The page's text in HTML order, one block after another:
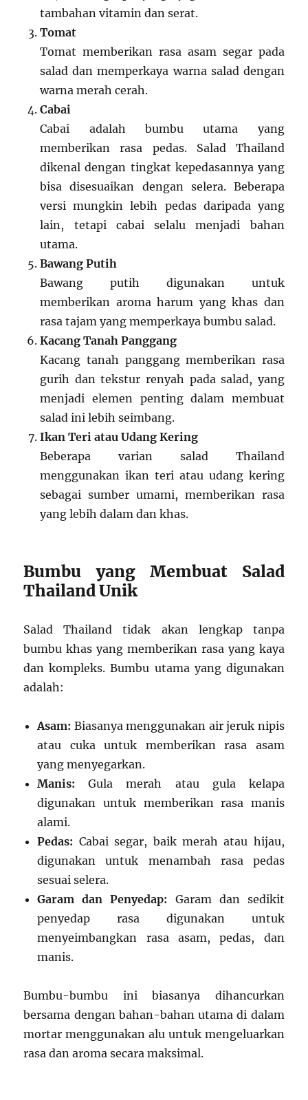
tambahan vitamin dan serat.
Tomat
Tomat memberikan rasa asam segar pada
salad dan memperkaya warna salad dengan
warna merah cerah.
Cabai
Cabai adalah bumbu utama yang
memberikan rasa pedas. Salad Thailand
dikenal dengan tingkat kepedasannya yang
bisa disesuaikan dengan selera. Beberapa
versi mungkin lebih pedas daripada yang
lain, tetapi cabai selalu menjadi bahan
utama.
Bawang Putih
Bawang putih digunakan untuk
memberikan aroma harum yang khas dan
rasa tajam yang memperkaya bumbu salad.
Kacang Tanah Panggang
Kacang tanah panggang memberikan rasa
gurih dan tekstur renyah pada salad, yang
menjadi elemen penting dalam membuat
salad ini lebih seimbang.
Ikan Teri atau Udang Kering
Beberapa varian salad Thailand
menggunakan ikan teri atau udang kering
sebagai sumber umami, memberikan rasa
yang lebih dalam dan khas.
Bumbu yang Membuat Salad
Thailand Unik
Salad Thailand tidak akan lengkap tanpa
bumbu khas yang memberikan rasa yang kaya
dan kompleks. Bumbu utama yang digunakan
adalah:
Asam: Biasanya menggunakan air jeruk nipis
atau cuka untuk memberikan rasa asam
yang menyegarkan.
Manis: Gula merah atau gula kelapa
digunakan untuk memberikan rasa manis
alami.
Pedas: Cabai segar, baik merah atau hijau,
digunakan untuk menambah rasa pedas
sesuai selera.
Garam dan Penyedap: Garam dan sedikit
penyedap rasa digunakan untuk
menyeimbangkan rasa asam, pedas, dan
manis.
Bumbu-bumbu ini biasanya dihancurkan
bersama dengan bahan-bahan utama di dalam
mortar menggunakan alu untuk mengeluarkan
rasa dan aroma secara maksimal.